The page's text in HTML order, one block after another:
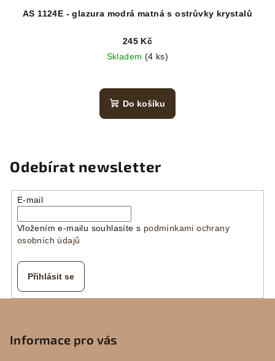
AS 1124E - glazura modrá matná s ostrůvky krystalů
245 Kč
Skladem (4 ks)
Do košíku
Odebírat newsletter
E-mail
Vložením e-mailu souhlasíte s podmínkami ochrany
osobních údajů
Přihlásit se
Informace pro vás